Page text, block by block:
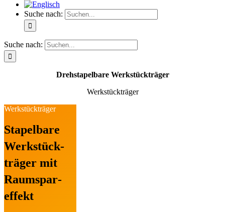
Suche nach:
Suche nach:
Drehstapelbare Werkstückträger
Werkstückträger
Werkstückträger
Stapelbare
Werkstück­
träger mit
Raumspar­
effekt